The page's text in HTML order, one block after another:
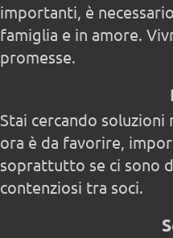
importanti, è
famiglia e in amore.
promesse.
Stai cercando
ora è da favorire,
soprattutto se ci sono
contenziosi tra soci.